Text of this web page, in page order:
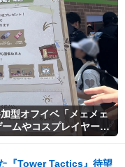
型オフイベ「メェメェ
ムやコスプレイヤー撮
『Tower Tactics』待望